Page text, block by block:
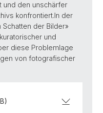
und den unschärfer
konfrontiert.In der
der Bilder»
und
diese Problemlage
von fotografischer